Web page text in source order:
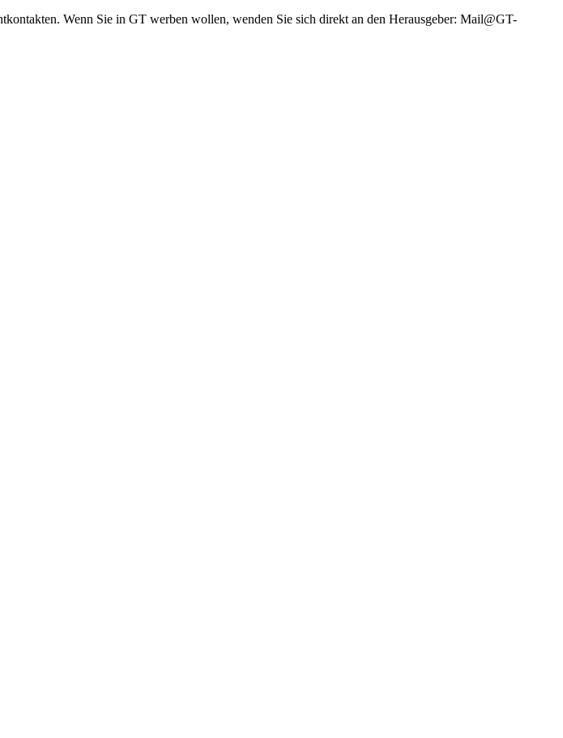
Wenn Sie in GT werben wollen, wenden Sie sich direkt an den Herausgeber: Mail@GT-